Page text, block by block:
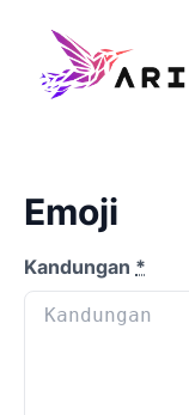
Emoji
Kandungan *